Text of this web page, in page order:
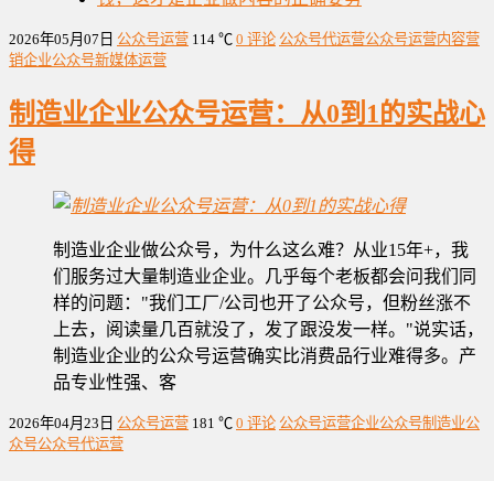
2026年05月07日 公众号运营 114 ℃ 0 评论 公众号代运营公众号运营内容营
销企业公众号新媒体运营
制造业企业公众号运营：从0到1的实战心
得
制造业企业做公众号，为什么这么难？从业15年+，我
们服务过大量制造业企业。几乎每个老板都会问我们同
样的问题："我们工厂/公司也开了公众号，但粉丝涨不
上去，阅读量几百就没了，发了跟没发一样。"说实话，
制造业企业的公众号运营确实比消费品行业难得多。产
品专业性强、客
2026年04月23日 公众号运营 181 ℃ 0 评论 公众号运营企业公众号制造业公
众号公众号代运营